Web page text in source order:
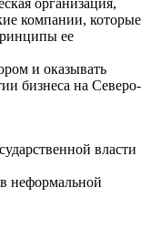
компании, которые
ее
и оказывать
бизнеса на Северо-
власти
неформальной